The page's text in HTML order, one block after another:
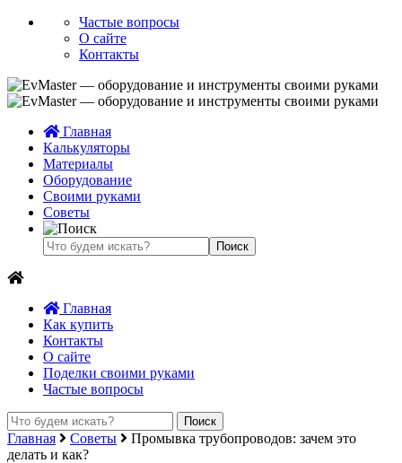
Частые вопросы
О сайте
Контакты
Главная
Калькуляторы
Материалы
Оборудование
Своими руками
Советы
Главная
Как купить
Контакты
О сайте
Поделки своими руками
Частые вопросы
Главная Советы
Промывка трубопроводов: зачем это
делать и как?